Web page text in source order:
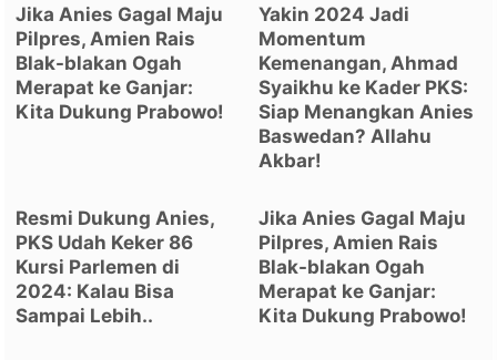
Jika Anies Gagal Maju
Pilpres, Amien Rais
Blak-blakan Ogah
Merapat ke Ganjar:
Kita Dukung Prabowo!
Yakin 2024 Jadi
Momentum
Kemenangan, Ahmad
Syaikhu ke Kader PKS:
Siap Menangkan Anies
Baswedan? Allahu
Akbar!
Resmi Dukung Anies,
PKS Udah Keker 86
Kursi Parlemen di
2024: Kalau Bisa
Sampai Lebih..
Jika Anies Gagal Maju
Pilpres, Amien Rais
Blak-blakan Ogah
Merapat ke Ganjar:
Kita Dukung Prabowo!